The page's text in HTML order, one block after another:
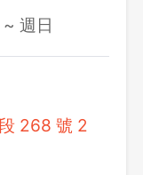
週日
268 號 2